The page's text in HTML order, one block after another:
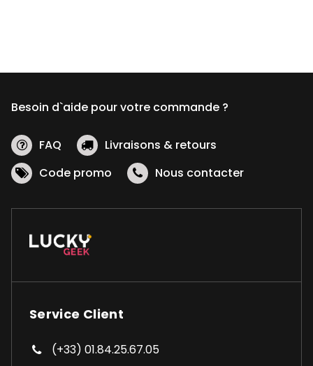
peuvent
choisies
la
du
Besoin d`aide pour votre commande ?
FAQ
Livraisons & retours
Code promo
Nous contacter
Service Client
(+33) 01.84.25.67.05